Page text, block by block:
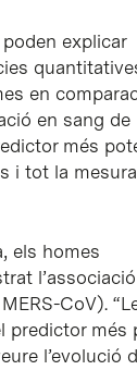
explicar
en
en sang de
més
i tot la
els homes
CoV).
predictor més
l’evolució